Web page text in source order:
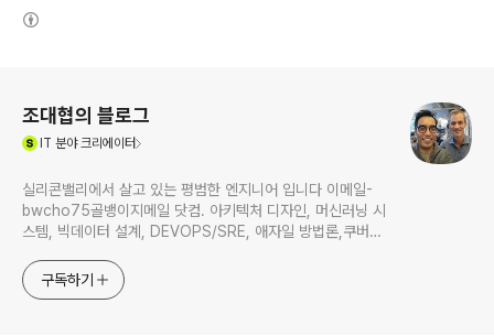
조대협의 블로그
IT 분야 크리에이터
실리콘밸리에서 살고 있는 평범한 엔지니어 입니다 이메일-
bwcho75골뱅이지메일 닷컴. 아키텍처 디자인, 머신러닝 시
스템, 빅데이터 설계, DEVOPS/SRE, 애자일 방법론,쿠버네
한 기술 멘토링과 강의 진행합니다. Linkedin :
https://www.linkedin.com/in/terrycho75/
구독하기